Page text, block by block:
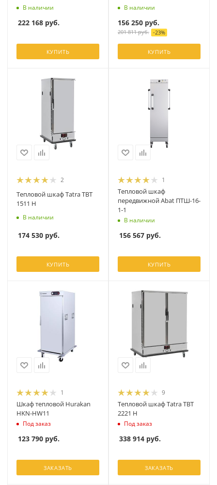
В наличии
222 168 руб.
КУПИТЬ
В наличии
156 250 руб.
201 811руб. -23%
КУПИТЬ
2
Тепловой шкаф Tatra TBT
1511 H
В наличии
174 530 руб.
КУПИТЬ
1
Тепловой шкаф
передвижной Abat ПТШ-16-
1-1
В наличии
156 567 руб.
КУПИТЬ
1
Шкаф тепловой Hurakan
HKN-HW11
Под заказ
123 790 руб.
ЗАКАЗАТЬ
9
Тепловой шкаф Tatra TBT
2221 H
Под заказ
338 914 руб.
ЗАКАЗАТЬ